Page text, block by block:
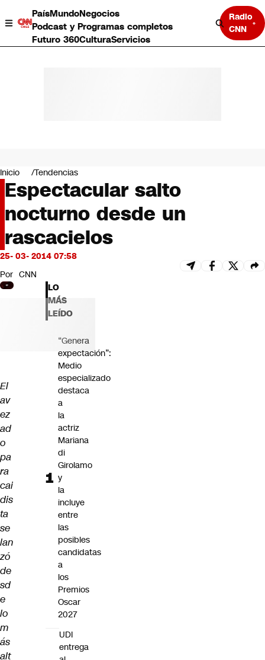
PaísMundoNegocios
Podcast y Programas completos
Futuro 360CulturaServicios
Radio
CNN
Negocios
Deportes
Programas completos
Cultura
Servicios
Bits
CNN tiempo
Futuro 360
Opinión
Inicio Tendencias
Espectacular salto
nocturno desde un
rascacielos
25- 03- 2014 07:58
Por CNN
El
av
ez
ad
o
pa
ra
cai
dis
ta
se
lan
zó
de
sd
e
lo
m
ás
alt
LO
MÁS
LEÍDO
“Genera
expectación”:
Medio
especializado
destaca
a
la
actriz
Mariana
di
Girolamo
y
la
incluye
entre
las
posibles
candidatas
a
los
Premios
Oscar
2027
UDI
entrega